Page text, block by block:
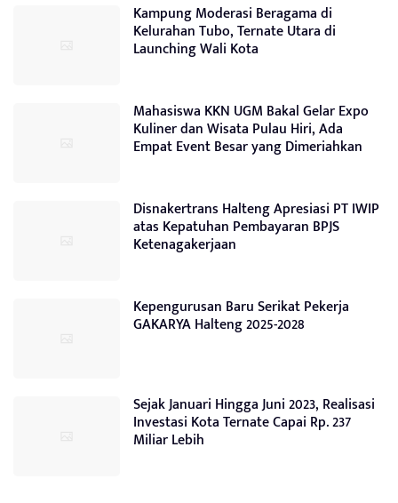
Kampung Moderasi Beragama di
Kelurahan Tubo, Ternate Utara di
Launching Wali Kota
Mahasiswa KKN UGM Bakal Gelar Expo
Kuliner dan Wisata Pulau Hiri, Ada
Empat Event Besar yang Dimeriahkan
Disnakertrans Halteng Apresiasi PT IWIP
atas Kepatuhan Pembayaran BPJS
Ketenagakerjaan
Kepengurusan Baru Serikat Pekerja
GAKARYA Halteng 2025-2028
Sejak Januari Hingga Juni 2023, Realisasi
Investasi Kota Ternate Capai Rp. 237
Miliar Lebih